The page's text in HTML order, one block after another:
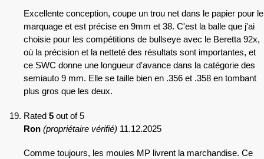
Excellente conception, coupe un trou net dans le papier pour le
marquage et est précise en 9mm et 38. C'est la balle que j'ai
choisie pour les compétitions de bullseye avec le Beretta 92x,
où la précision et la netteté des résultats sont importantes, et
ce SWC donne une longueur d'avance dans la catégorie des
semiauto 9 mm. Elle se taille bien en .356 et .358 en tombant
plus gros que les deux.
Rated 5 out of 5
Ron (propriétaire vérifié) 11.12.2025
Comme toujours, les moules MP livrent la marchandise. Ce